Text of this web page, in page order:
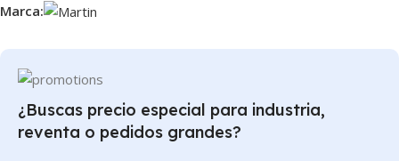
Marca:
¿Buscas precio especial para industria,
reventa o pedidos grandes?